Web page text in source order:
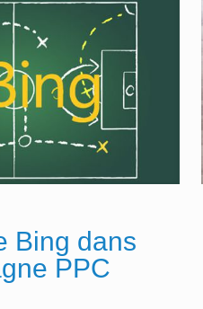
Bing dans
PPC